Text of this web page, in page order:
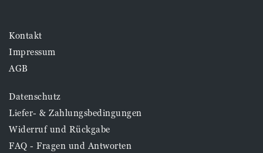
Kontakt
Impressum
AGB
Datenschutz
Liefer- & Zahlungsbedingungen
Widerruf und Rückgabe
FAQ - Fragen und Antworten